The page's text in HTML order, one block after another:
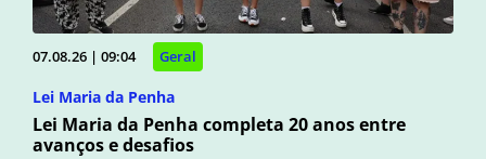
07.08.26 | 09:04 Geral
Lei Maria da Penha
Lei Maria da Penha completa 20 anos entre
avanços e desafios